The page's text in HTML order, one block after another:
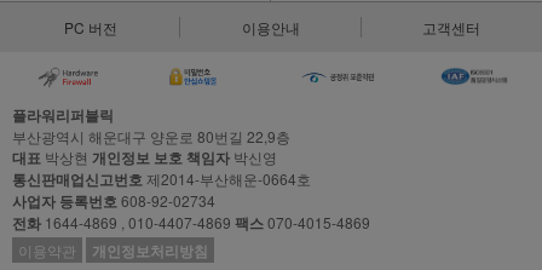
PC 버전 이용안내 고객센터
플라워리퍼블릭
부산광역시 해운대구 양운로 80번길 22,9층
대표 박상현 개인정보 보호 책임자 박신영
통신판매업신고번호제2014-부산해운-0664호
사업자 등록번호608-92-02734
전화 1644-4869 , 010-4407-4869 팩스070-4015-4869
이용약관
개인정보처리방침